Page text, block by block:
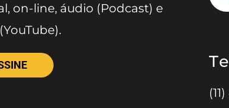
on-line, áudio (Podcast) e